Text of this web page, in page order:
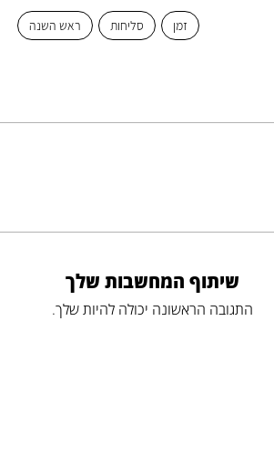
זמן סליחות ראש השנה
שיתוף המחשבות שלך
התגובה הראשונה יכולה להיות שלך.